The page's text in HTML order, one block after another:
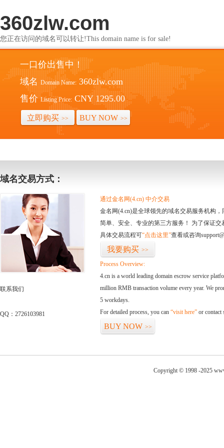
360zlw.com
您正在访问的域名可以转让!This domain name is for sale!
一口价出售中！
域名 Domain Name: 360zlw.com
售价 Listing Price: CNY 1295.00
立即购买 >> BUY NOW >>
域名交易方式：
联系我们
QQ：2726103981
通过金名网(4.cn) 中介交易
金名网(4.cn)是全球领先的域名交易服务机构
简单、安全、专业的第三方服务！ 为了保证
具体交易流程可“点击这里”查看或咨询
我要购买 >>
Process Overview:
4.cn is a world leading domain escrow service
million RMB transaction volume every year. We
5 workdays.
For detailed process, you can “visit here” or contact
BUY NOW >>
Copyright © 1998 -2025